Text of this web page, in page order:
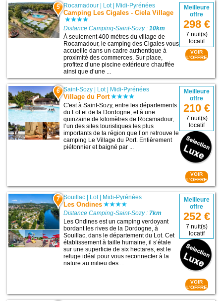
5 Rocamadour | Lot| Midi-Pyrénées
Camping Les Cigales - Ciela Village
Distance Camping-Saint-Sozy :10km
À seulement 400 mètres du village de
Rocamadour, le camping des Cigales vous
accueille dans un cadre authentique à
proximité des commerces. Sur place,
profitez d’une piscine extérieure chauffée
ainsi que d’une ...
Meilleure
offre
298 €
7 nuit(s)
locatif
VOIR
L'OFFRE
6 Saint-Sozy | Lot| Midi-Pyrénées
Village du Port
C'est à Saint-Sozy, entre les départements
du Lot et de la Dordogne, et à une
quinzaine de kilomètres de Rocamadour,
l’un des sites touristiques les plus
importants de la région que l’on retrouve le
camping Le Village du Port. Entièrement
piétonnier et baigné par ...
Meilleure
offre
210 €
7 nuit(s)
locatif
VOIR
L'OFFRE
7 Souillac Lot| Midi-Pyrénées
Les Ondines
Distance Camping-Saint-Sozy : 7km
Les Ondines est un camping verdoyant
bordant les rives de la Dordogne, à
Souillac, dans le département du Lot. Cet
établissement à taille humaine, il s’étale
sur une superficie de six hectares, est le
refuge idéal pour vous reconnecter à la
nature au milieu des ...
Meilleure
offre
252 €
7 nuit(s)
locatif
VOIR
L'OFFRE